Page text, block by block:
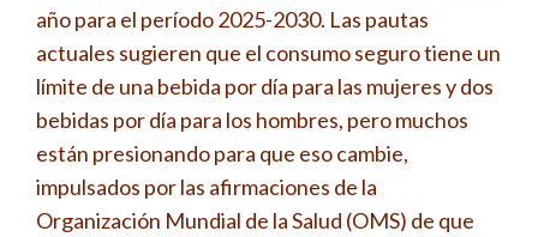
año para el período 2025-2030. Las pautas
actuales sugieren que el consumo seguro tiene un
límite de una bebida por día para las mujeres y dos
bebidas por día para los hombres, pero muchos
están presionando para que eso cambie,
impulsados ​​por las afirmaciones de la
Organización Mundial de la Salud (OMS) de que